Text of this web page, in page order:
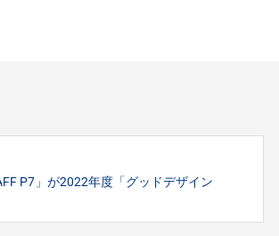
P7」が2022年度「グッドデザイン